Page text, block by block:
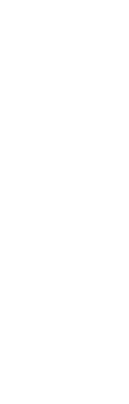
estruturas
Conjunto de
ainda mais
para
O que está
que as
as pernas de
de
Um presente
especial ao